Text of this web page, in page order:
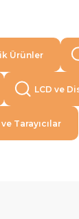
Ürünler
LCD ve
ve Tarayıcılar